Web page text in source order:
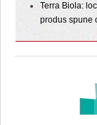
Terra Biola:
produs spune